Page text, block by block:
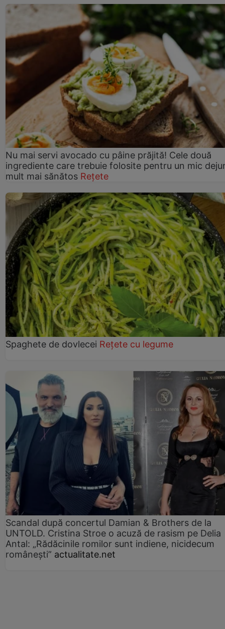
Nu mai servi avocado cu pâine prăjită! Cele două
ingrediente care trebuie folosite pentru un mic
mult mai sănătos Rețete
Spaghete de dovlecei Rețete cu legume
Scandal după concertul Damian & Brothers de la
UNTOLD. Cristina Stroe o acuză de rasism pe Delia
Antal: „Rădăcinile romilor sunt indiene, nicidecum
românești” actualitate.net